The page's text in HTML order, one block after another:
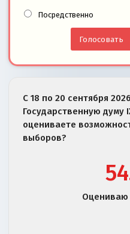
Посредственно
С 18 по 20 сентября
Государственную думу
оцениваете
выборов?
Оцениваю